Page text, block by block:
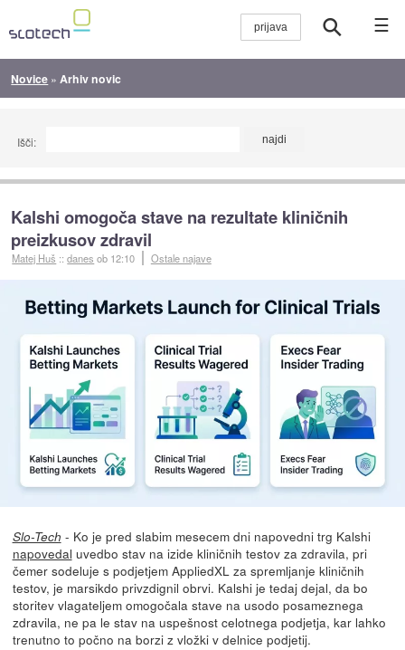
☰
Novice » Arhiv novic
Išči:
Kalshi omogoča stave na rezultate kliničnih
preizkusov zdravil
Matej Huš ::danes ob 12:10 Ostale najave
Slo-Tech - Ko je pred slabim mesecem dni napovedni trg Kalshi
napovedal uvedbo stav na izide kliničnih testov za zdravila, pri
čemer sodeluje s podjetjem AppliedXL za spremljanje kliničnih
testov, je marsikdo privzdignil obrvi. Kalshi je tedaj dejal, da bo
storitev vlagateljem omogočala stave na usodo posameznega
zdravila, ne pa le stav na uspešnost celotnega podjetja, kar lahko
trenutno to počno na borzi z vložki v delnice podjetij.